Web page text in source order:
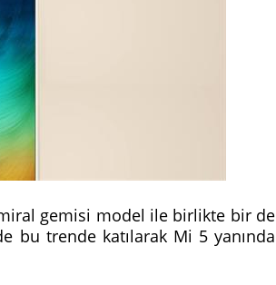
gemisi model ile birlikte bir de
bu trende katılarak Mi 5 yanında